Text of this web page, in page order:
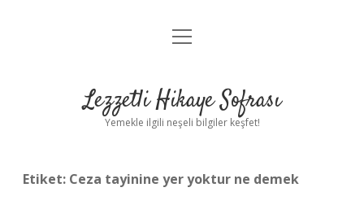
Anasayfa
Yasal Uyarı
menüyü
Lezzetli Hikaye Sofrası
Yemekle ilgili neşeli bilgiler keşfet!
Etiket: Ceza tayinine yer yoktur ne demek